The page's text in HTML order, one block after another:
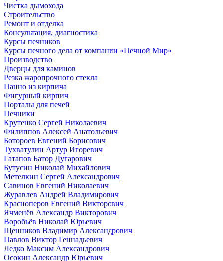
Чистка дымохода
Строительство
Ремонт и отделка
Консультация, диагностика
Курсы печников
Курсы печного дела от компании «Печной Мир»
Производство
Дверцы для каминов
Резка жаропрочного стекла
Панно из кирпича
Фигурный кирпич
Порталы для печей
Печники
Крутенко Сергей Николаевич
Филиппов Алексей Анатольевич
Ботороев Евгений Борисович
Тухватулин Артур Игоревич
Гатапов Батор Дугарович
Бутусин Николай Михайлович
Метелкин Сергей Александрович
Савинов Евгений Николаевич
Журавлев Андрей Владимирович
Красноперов Евгений Викторович
Ячменёв Александр Викторович
Воробьёв Николай Юрьевич
Щенников Владимир Александрович
Павлов Виктор Геннадьевич
Ледко Максим Александрович
Осокин Александр Юрьевич